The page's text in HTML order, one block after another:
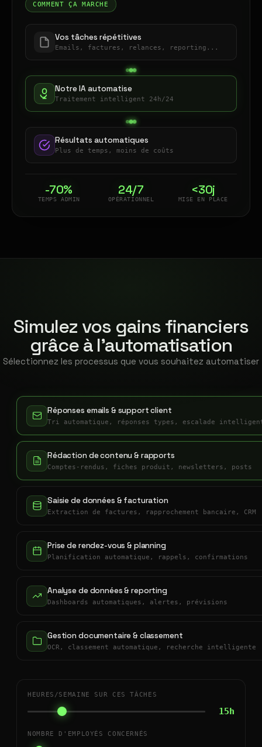
COMMENT ÇA MARCHE
Vos tâches répétitives
Emails, factures, relances, reporting...
Notre IA automatise
Traitement intelligent 24h/24
Résultats automatiques
Plus de temps, moins de coûts
-70%
TEMPS ADMIN
24/7
OPÉRATIONNEL
<30j
MISE EN PLACE
Simulez vos gains financiers
grâce à l'automatisation
Sélectionnez les processus que vous souhaitez automatiser
Réponses emails & support client
Tri automatique, réponses types, escalade
Rédaction de contenu & rapports
Comptes-rendus, fiches produit, newsletters, posts
Saisie de données & facturation
Extraction de factures, rapprochement bancaire, CRM
Prise de rendez-vous & planning
Planification automatique, rappels, confirmations
Analyse de données & reporting
Dashboards automatiques, alertes, prévisions
Gestion documentaire & classement
OCR, classement automatique, recherche intelligente
HEURES/SEMAINE SUR CES TÂCHES
15h
NOMBRE D'EMPLOYÉS CONCERNÉS